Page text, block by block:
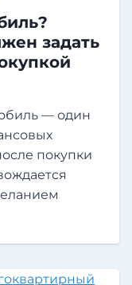
задать
— один
покупки